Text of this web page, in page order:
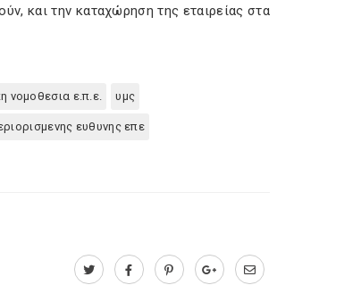
και την καταχώρηση της εταιρείας στα
νομοθεσια ε.π.ε. υμς
ευθυνης επε